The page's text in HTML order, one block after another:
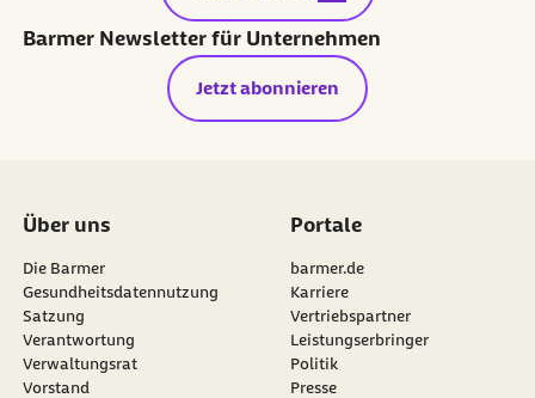
Barmer Newsletter für Unternehmen
Jetzt abonnieren
Über uns
Die Barmer
Gesundheitsdatennutzung
Satzung
Verantwortung
Verwaltungsrat
Vorstand
Portale
barmer.de
Karriere
Vertriebspartner
Leistungserbringer
Politik
Presse